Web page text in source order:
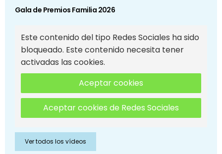
Gala de Premios Familia 2026
Este contenido del tipo Redes Sociales ha sido
bloqueado. Este contenido necesita tener
activadas las cookies.
Aceptar cookies
Aceptar cookies de Redes Sociales
Ver todos los vídeos